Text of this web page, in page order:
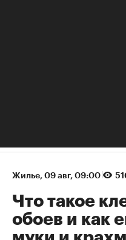
Жилье 09 авг, 09:00
Что такое
обоев и как